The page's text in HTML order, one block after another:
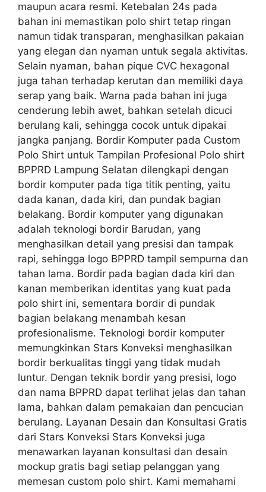
maupun acara resmi. Ketebalan 24s pada
bahan ini memastikan polo shirt tetap ringan
namun tidak transparan, menghasilkan pakaian
yang elegan dan nyaman untuk segala aktivitas.
Selain nyaman, bahan pique CVC hexagonal
juga tahan terhadap kerutan dan memiliki daya
serap yang baik. Warna pada bahan ini juga
cenderung lebih awet, bahkan setelah dicuci
berulang kali, sehingga cocok untuk dipakai
jangka panjang. Bordir Komputer pada Custom
Polo Shirt untuk Tampilan Profesional Polo shirt
BPPRD Lampung Selatan dilengkapi dengan
bordir komputer pada tiga titik penting, yaitu
dada kanan, dada kiri, dan pundak bagian
belakang. Bordir komputer yang digunakan
adalah teknologi bordir Barudan, yang
menghasilkan detail yang presisi dan tampak
rapi, sehingga logo BPPRD tampil sempurna dan
tahan lama. Bordir pada bagian dada kiri dan
kanan memberikan identitas yang kuat pada
polo shirt ini, sementara bordir di pundak
bagian belakang menambah kesan
profesionalisme. Teknologi bordir komputer
memungkinkan Stars Konveksi menghasilkan
bordir berkualitas tinggi yang tidak mudah
luntur. Dengan teknik bordir yang presisi, logo
dan nama BPPRD dapat terlihat jelas dan tahan
lama, bahkan dalam pemakaian dan pencucian
berulang. Layanan Desain dan Konsultasi Gratis
dari Stars Konveksi Stars Konveksi juga
menawarkan layanan konsultasi dan desain
mockup gratis bagi setiap pelanggan yang
memesan custom polo shirt. Kami memahami